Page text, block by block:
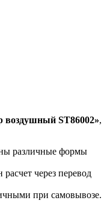
воздушный ST86002»,
различные формы
через перевод
при самовывозе.